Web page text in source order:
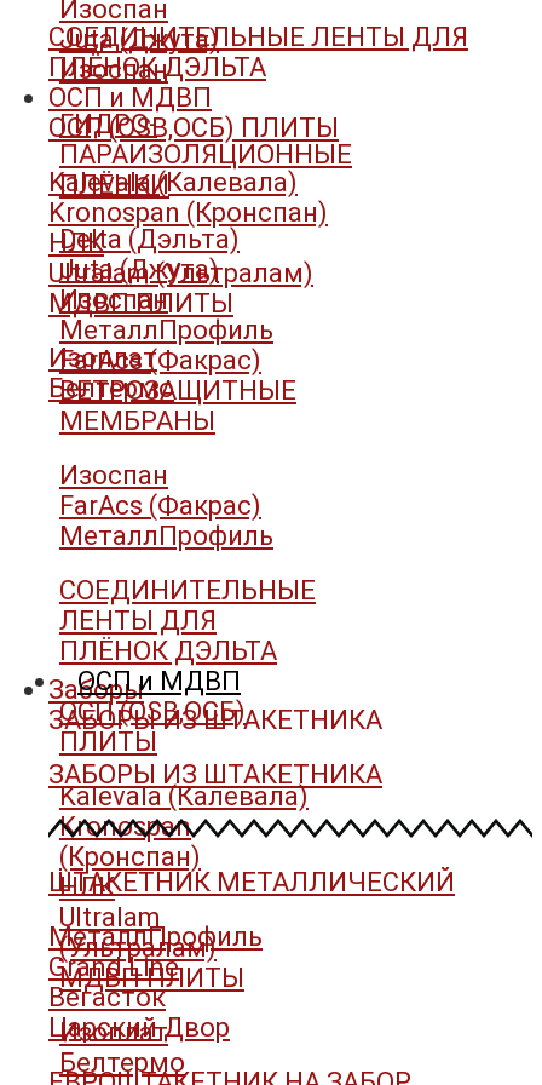
Изоспан
Juta (Джута)
Изоспан
ГИДРО-
ПАРАИЗОЛЯЦИОННЫЕ
ПЛЁНКИ
Delta (Дэльта)
Juta (Джута)
Изоспан
МеталлПрофиль
FarAcs (Факрас)
ВЕТРОЗАЩИТНЫЕ
МЕМБРАНЫ
Изоспан
FarAcs (Факрас)
МеталлПрофиль
СОЕДИНИТЕЛЬНЫЕ
ЛЕНТЫ ДЛЯ
ПЛЁНОК ДЭЛЬТА
ОСП и МДВП
ОСП (OSB,ОСБ)
ПЛИТЫ
Kalevala (Калевала)
Kronospan
(Кронспан)
НЛК
Ultralam
(Ультралам)
МДВП ПЛИТЫ
Изоплат
Белтермо
СОЕДИНИТЕЛЬНЫЕ ЛЕНТЫ ДЛЯ
ПЛЁНОК ДЭЛЬТА
ОСП и МДВП
ОСП (OSB,ОСБ) ПЛИТЫ
Kalevala (Калевала)
Kronospan (Кронспан)
НЛК
Ultralam (Ультралам)
МДВП ПЛИТЫ
Изоплат
Белтермо
Заборы
ЗАБОРЫ ИЗ ШТАКЕТНИКА
ЗАБОРЫ ИЗ ШТАКЕТНИКА
ШТАКЕТНИК МЕТАЛЛИЧЕСКИЙ
МеталлПрофиль
Grand Line
Вегасток
Царский Двор